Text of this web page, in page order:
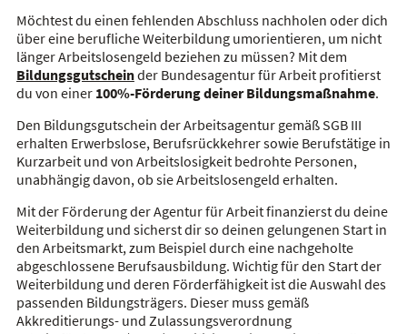
Möchtest du einen fehlenden Abschluss nachholen oder dich
über eine berufliche Weiterbildung umorientieren, um nicht
länger Arbeitslosengeld beziehen zu müssen? Mit dem
Bildungsgutscheinder Bundesagentur für Arbeit profitierst
du von einer 100%-Förderung deiner Bildungsmaßnahme.
Den Bildungsgutschein der Arbeitsagentur gemäß SGB III
erhalten Erwerbslose, Berufsrückkehrer sowie Berufstätige in
Kurzarbeit und von Arbeitslosigkeit bedrohte Personen,
unabhängig davon, ob sie Arbeitslosengeld erhalten.
Mit der Förderung der Agentur für Arbeit finanzierst du deine
Weiterbildung und sicherst dir so deinen gelungenen Start in
den Arbeitsmarkt, zum Beispiel durch eine nachgeholte
abgeschlossene Berufsausbildung. Wichtig für den Start der
Weiterbildung und deren Förderfähigkeit ist die Auswahl des
passenden Bildungsträgers. Dieser muss gemäß
Akkreditierungs- und Zulassungsverordnung